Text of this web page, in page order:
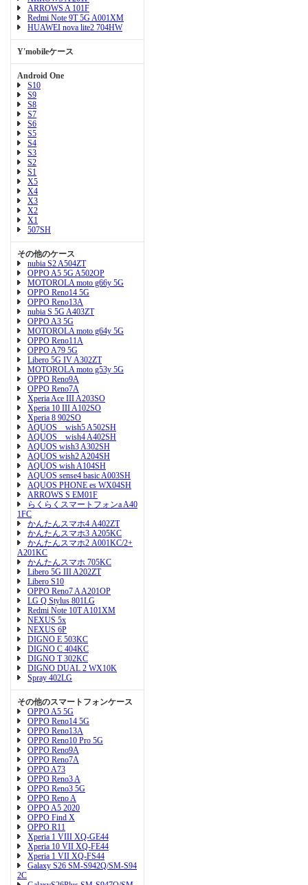
ARROWS A 101F
Redmi Note 9T 5G A001XM
HUAWEI nova lite2 704HW
Y'mobileケース
Android One
S10
S9
S8
S7
S6
S5
S4
S3
S2
S1
X5
X4
X3
X2
X1
507SH
その他のケース
nubia S2 A504ZT
OPPO A5 5G A502OP
MOTOROLA moto g66y 5G
OPPO Reno14 5G
OPPO Reno13A
nubia S 5G A403ZT
OPPO A3 5G
MOTOROLA moto g64y 5G
OPPO Reno11A
OPPO A79 5G
Libero 5G IV A302ZT
MOTOROLA moto g53y 5G
OPPO Reno9A
OPPO Reno7A
Xperia Ace III A203SO
Xperia 10 III A102SO
Xperia 8 902SO
AQUOS wish5 A502SH
AQUOS wish4 A402SH
AQUOS wish3 A302SH
AQUOS wish2 A204SH
AQUOS wish A104SH
AQUOS sense4 basic A003SH
AQUOS PHONE es WX04SH
ARROWS S EM01F
らくらくスマートフォンa A40
1FC
かんたんスマホ4 A402ZT
かんたんスマホ3 A205KC
かんたんスマホ2 A001KC/2+
A201KC
かんたんスマホ 705KC
Libero 5G III A202ZT
Libero S10
OPPO Reno7 A A201OP
LG Q Stylus 801LG
Redmi Note 10T A101XM
NEXUS 5x
NEXUS 6P
DIGNO E 503KC
DIGNO C 404KC
DIGNO T 302KC
DIGNO DUAL 2 WX10K
Spray 402LG
その他のスマートフォンケース
OPPO A5 5G
OPPO Reno14 5G
OPPO Reno13A
OPPO Reno10 Pro 5G
OPPO Reno9A
OPPO Reno7A
OPPO A73
OPPO Reno3 A
OPPO Reno3 5G
OPPO Reno A
OPPO A5 2020
OPPO Find X
OPPO R11
Xperia 1 VIII XQ-GE44
Xperia 10 VII XQ-FE44
Xperia 1 VII XQ-FS44
Galaxy S26 SM-S942Q/SM-S94
2C